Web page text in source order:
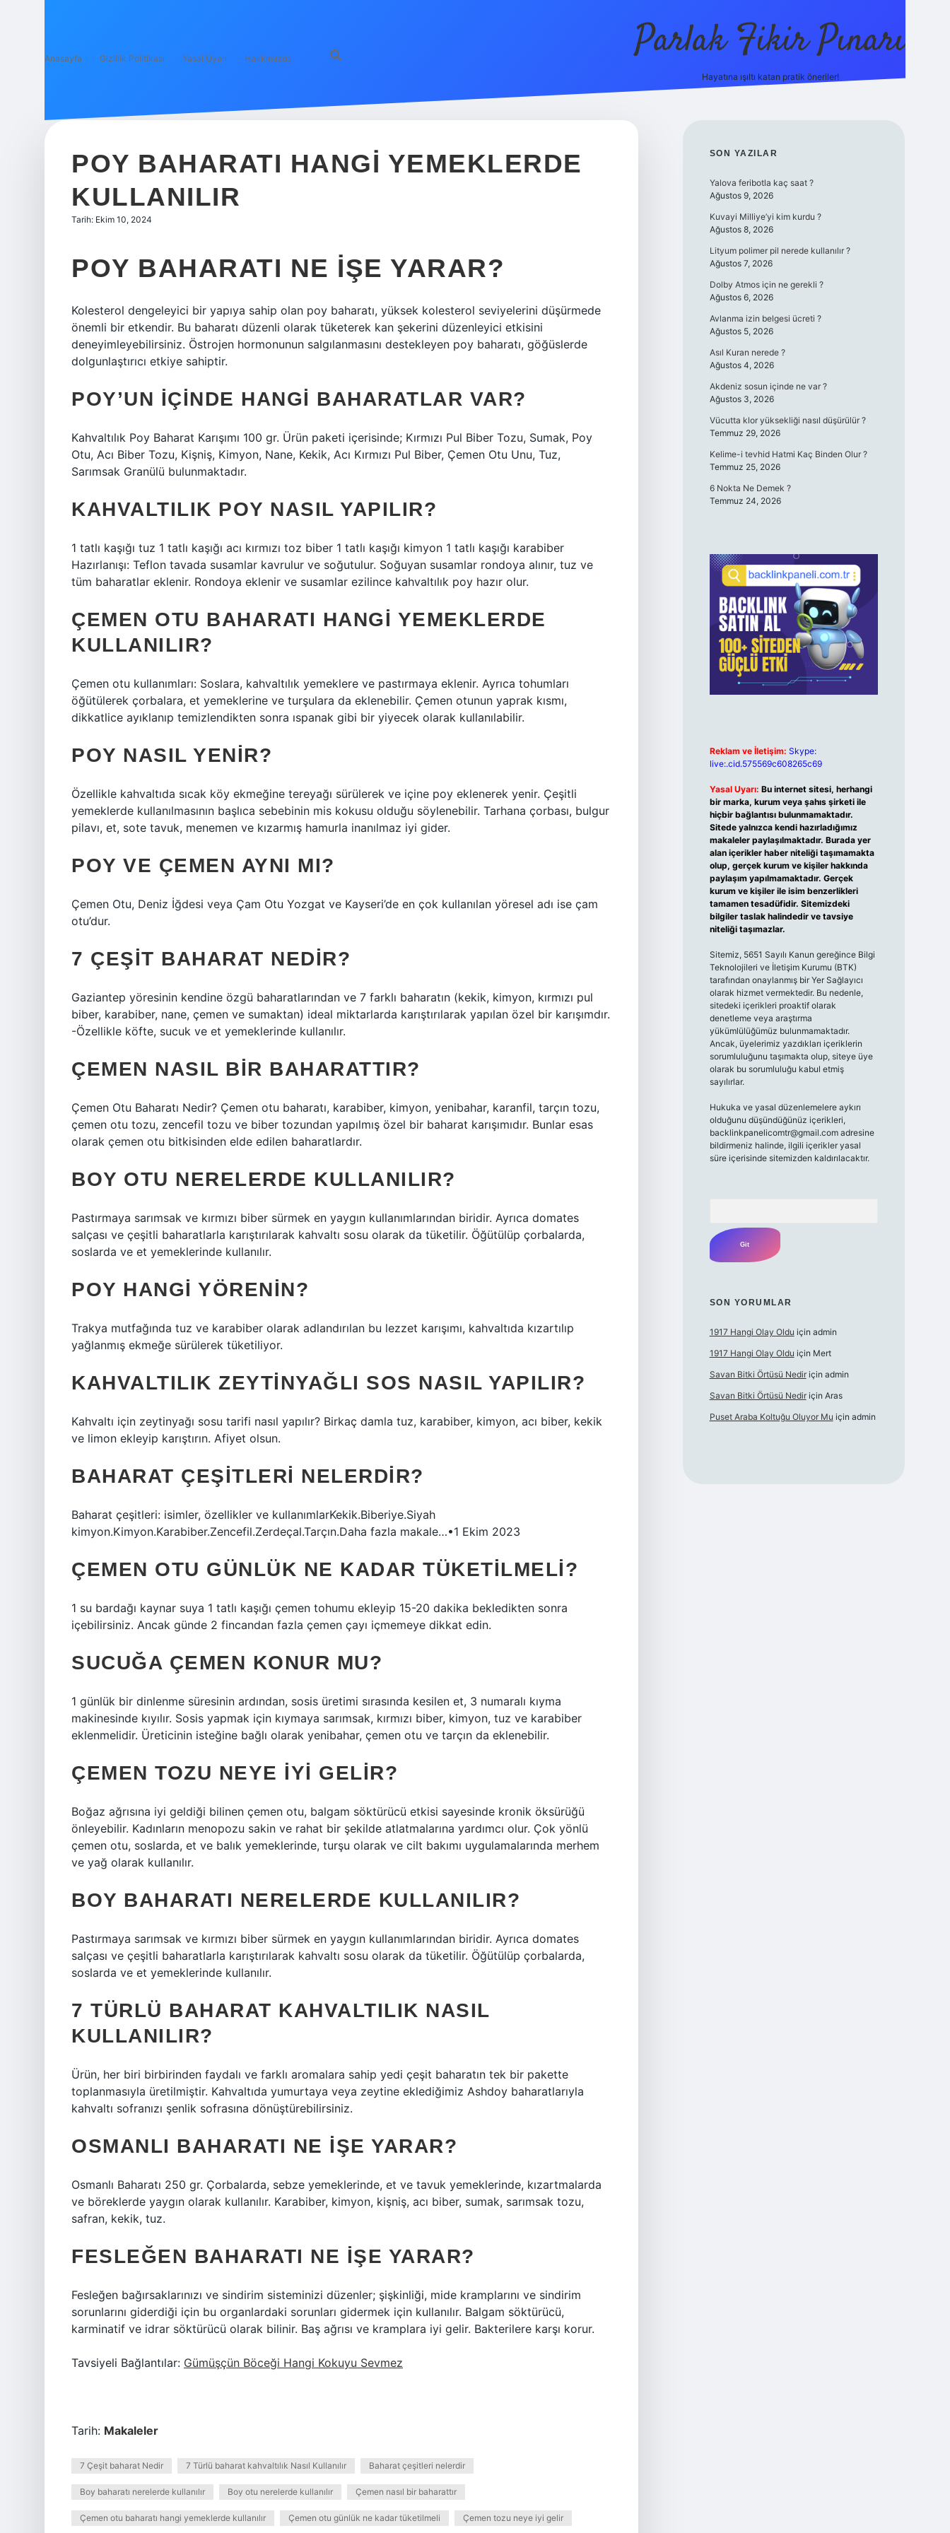
Anasayfa Gizlilik Politikası Yasal Uyarı Hakkımızda Parlak Fikir Pınarı
Hayatına ışıltı katan pratik öneriler!
POY BAHARATI HANGI YEMEKLERDE
KULLANILIR
Tarih: Ekim 10, 2024
POY BAHARATI NE IŞE YARAR?
Kolesterol dengeleyici bir yapıya sahip olan poy baharatı, yüksek kolesterol seviyelerini düşürmede
önemli bir etkendir. Bu baharatı düzenli olarak tüketerek kan şekerini düzenleyici etkisini
deneyimleyebilirsiniz. Östrojen hormonunun salgılanmasını destekleyen poy baharatı, göğüslerde
dolgunlaştırıcı etkiye sahiptir.
POY’UN IÇINDE HANGI BAHARATLAR VAR?
Kahvaltılık Poy Baharat Karışımı 100 gr. Ürün paketi içerisinde; Kırmızı Pul Biber Tozu, Sumak, Poy
Otu, Acı Biber Tozu, Kişniş, Kimyon, Nane, Kekik, Acı Kırmızı Pul Biber, Çemen Otu Unu, Tuz,
Sarımsak Granülü bulunmaktadır.
KAHVALTILIK POY NASIL YAPILIR?
1 tatlı kaşığı tuz 1 tatlı kaşığı acı kırmızı toz biber 1 tatlı kaşığı kimyon 1 tatlı kaşığı karabiber
Hazırlanışı: Teflon tavada susamlar kavrulur ve soğutulur. Soğuyan susamlar rondoya alınır, tuz ve
tüm baharatlar eklenir. Rondoya eklenir ve susamlar ezilince kahvaltılık poy hazır olur.
ÇEMEN OTU BAHARATI HANGI YEMEKLERDE
KULLANILIR?
Çemen otu kullanımları: Soslara, kahvaltılık yemeklere ve pastırmaya eklenir. Ayrıca tohumları
öğütülerek çorbalara, et yemeklerine ve turşulara da eklenebilir. Çemen otunun yaprak kısmı,
dikkatlice ayıklanıp temizlendikten sonra ıspanak gibi bir yiyecek olarak kullanılabilir.
POY NASIL YENIR?
Özellikle kahvaltıda sıcak köy ekmeğine tereyağı sürülerek ve içine poy eklenerek yenir. Çeşitli
yemeklerde kullanılmasının başlıca sebebinin mis kokusu olduğu söylenebilir. Tarhana çorbası, bulgur
pilavı, et, sote tavuk, menemen ve kızarmış hamurla inanılmaz iyi gider.
POY VE ÇEMEN AYNI MI?
Çemen Otu, Deniz İğdesi veya Çam Otu Yozgat ve Kayseri’de en çok kullanılan yöresel adı ise çam
otu’dur.
7 ÇEŞIT BAHARAT NEDIR?
Gaziantep yöresinin kendine özgü baharatlarından ve 7 farklı baharatın (kekik, kimyon, kırmızı pul
biber, karabiber, nane, çemen ve sumaktan) ideal miktarlarda karıştırılarak yapılan özel bir karışımdır.
-Özellikle köfte, sucuk ve et yemeklerinde kullanılır.
ÇEMEN NASIL BIR BAHARATTIR?
Çemen Otu Baharatı Nedir? Çemen otu baharatı, karabiber, kimyon, yenibahar, karanfil, tarçın tozu,
çemen otu tozu, zencefil tozu ve biber tozundan yapılmış özel bir baharat karışımıdır. Bunlar esas
olarak çemen otu bitkisinden elde edilen baharatlardır.
BOY OTU NERELERDE KULLANILIR?
Pastırmaya sarımsak ve kırmızı biber sürmek en yaygın kullanımlarından biridir. Ayrıca domates
salçası ve çeşitli baharatlarla karıştırılarak kahvaltı sosu olarak da tüketilir. Öğütülüp çorbalarda,
soslarda ve et yemeklerinde kullanılır.
POY HANGI YÖRENIN?
Trakya mutfağında tuz ve karabiber olarak adlandırılan bu lezzet karışımı, kahvaltıda kızartılıp
yağlanmış ekmeğe sürülerek tüketiliyor.
KAHVALTILIK ZEYTINYAĞLI SOS NASIL YAPILIR?
Kahvaltı için zeytinyağı sosu tarifi nasıl yapılır? Birkaç damla tuz, karabiber, kimyon, acı biber, kekik
ve limon ekleyip karıştırın. Afiyet olsun.
BAHARAT ÇEŞITLERI NELERDIR?
Baharat çeşitleri: isimler, özellikler ve kullanımlarKekik.Biberiye.Siyah
kimyon.Kimyon.Karabiber.Zencefil.Zerdeçal.Tarçın.Daha fazla makale…•1 Ekim 2023
ÇEMEN OTU GÜNLÜK NE KADAR TÜKETILMELI?
1 su bardağı kaynar suya 1 tatlı kaşığı çemen tohumu ekleyip 15-20 dakika bekledikten sonra
içebilirsiniz. Ancak günde 2 fincandan fazla çemen çayı içmemeye dikkat edin.
SUCUĞA ÇEMEN KONUR MU?
1 günlük bir dinlenme süresinin ardından, sosis üretimi sırasında kesilen et, 3 numaralı kıyma
makinesinde kıyılır. Sosis yapmak için kıymaya sarımsak, kırmızı biber, kimyon, tuz ve karabiber
eklenmelidir. Üreticinin isteğine bağlı olarak yenibahar, çemen otu ve tarçın da eklenebilir.
ÇEMEN TOZU NEYE IYI GELIR?
Boğaz ağrısına iyi geldiği bilinen çemen otu, balgam söktürücü etkisi sayesinde kronik öksürüğü
önleyebilir. Kadınların menopozu sakin ve rahat bir şekilde atlatmalarına yardımcı olur. Çok yönlü
çemen otu, soslarda, et ve balık yemeklerinde, turşu olarak ve cilt bakımı uygulamalarında merhem
ve yağ olarak kullanılır.
BOY BAHARATI NERELERDE KULLANILIR?
Pastırmaya sarımsak ve kırmızı biber sürmek en yaygın kullanımlarından biridir. Ayrıca domates
salçası ve çeşitli baharatlarla karıştırılarak kahvaltı sosu olarak da tüketilir. Öğütülüp çorbalarda,
soslarda ve et yemeklerinde kullanılır.
7 TÜRLÜ BAHARAT KAHVALTILIK NASIL
KULLANILIR?
Ürün, her biri birbirinden faydalı ve farklı aromalara sahip yedi çeşit baharatın tek bir pakette
toplanmasıyla üretilmiştir. Kahvaltıda yumurtaya veya zeytine eklediğimiz Ashdoy baharatlarıyla
kahvaltı sofranızı şenlik sofrasına dönüştürebilirsiniz.
OSMANLI BAHARATI NE IŞE YARAR?
Osmanlı Baharatı 250 gr. Çorbalarda, sebze yemeklerinde, et ve tavuk yemeklerinde, kızartmalarda
ve böreklerde yaygın olarak kullanılır. Karabiber, kimyon, kişniş, acı biber, sumak, sarımsak tozu,
safran, kekik, tuz.
FESLEĞEN BAHARATI NE IŞE YARAR?
Fesleğen bağırsaklarınızı ve sindirim sisteminizi düzenler; şişkinliği, mide kramplarını ve sindirim
sorunlarını giderdiği için bu organlardaki sorunları gidermek için kullanılır. Balgam söktürücü,
karminatif ve idrar söktürücü olarak bilinir. Baş ağrısı ve kramplara iyi gelir. Bakterilere karşı korur.
Tavsiyeli Bağlantılar: Gümüşçün Böceği Hangi Kokuyu Sevmez
Tarih: Makaleler
7 Çeşit baharat Nedir 7 Türlü baharat kahvaltılık Nasıl Kullanılır Baharat çeşitleri nelerdir
Boy baharatı nerelerde kullanılır Boy otu nerelerde kullanılır Çemen nasıl bir baharattır
Çemen otu baharatı hangi yemeklerde kullanılır Çemen otu günlük ne kadar tüketilmeli Çemen tozu neye iyi gelir
SIDEBAR
SON YAZILAR
Yalova feribotla kaç saat ?
Ağustos 9, 2026
Kuvayi Milliye’yi kim kurdu ?
Ağustos 8, 2026
Lityum polimer pil nerede kullanılır ?
Ağustos 7, 2026
Dolby Atmos için ne gerekli ?
Ağustos 6, 2026
Avlanma izin belgesi ücreti ?
Ağustos 5, 2026
Asıl Kuran nerede ?
Ağustos 4, 2026
Akdeniz sosun içinde ne var ?
Ağustos 3, 2026
Vücutta klor yüksekliği nasıl düşürülür ?
Temmuz 29, 2026
Kelime-i tevhid Hatmi Kaç Binden Olur ?
Temmuz 25, 2026
6 Nokta Ne Demek ?
Temmuz 24, 2026
Reklam ve İletişim: Skype:
live:.cid.575569c608265c69
Yasal Uyarı: Bu internet sitesi, herhangi
bir marka, kurum veya şahıs şirketi ile
hiçbir bağlantısı bulunmamaktadır.
Sitede yalnızca kendi hazırladığımız
makaleler paylaşılmaktadır. Burada yer
alan içerikler haber niteliği taşımamakta
olup, gerçek kurum ve kişiler hakkında
paylaşım yapılmamaktadır. Gerçek
kurum ve kişiler ile isim benzerlikleri
tamamen tesadüfidir. Sitemizdeki
bilgiler taslak halindedir ve tavsiye
niteliği taşımazlar.
Sitemiz, 5651 Sayılı Kanun gereğince Bilgi
Teknolojileri ve İletişim Kurumu (BTK)
tarafından onaylanmış bir Yer Sağlayıcı
olarak hizmet vermektedir. Bu nedenle,
sitedeki içerikleri proaktif olarak
denetleme veya araştırma
yükümlülüğümüz bulunmamaktadır.
Ancak, üyelerimiz yazdıkları içeriklerin
sorumluluğunu taşımakta olup, siteye üye
olarak bu sorumluluğu kabul etmiş
sayılırlar.
Hukuka ve yasal düzenlemelere aykırı
olduğunu düşündüğünüz içerikleri,
backlinkpanelicomtr@gmail.comadresine
bildirmeniz halinde, ilgili içerikler yasal
süre içerisinde sitemizden kaldırılacaktır.
SON YORUMLAR
1917 Hangi Olay Oldu için admin
1917 Hangi Olay Oldu için Mert
Savan Bitki Örtüsü Nediriçin admin
Savan Bitki Örtüsü Nediriçin Aras
Puset Araba Koltuğu Oluyor Mu için admin